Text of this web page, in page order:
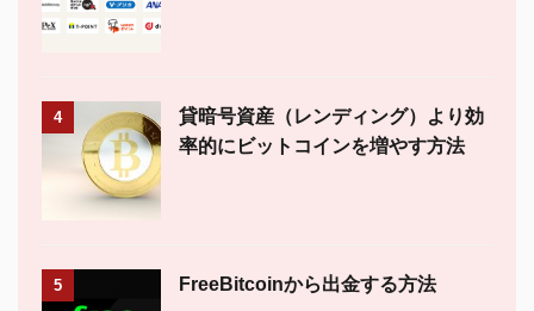
4
貸暗号資産（レンディング）より効
率的にビットコインを増やす方法
5 FreeBitcoinから出金する方法